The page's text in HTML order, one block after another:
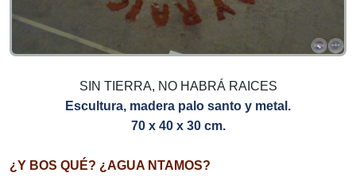
SIN TIERRA, NO HABRÁ RAICES
Escultura, madera palo santo y metal.
70 x 40 x 30 cm.
¿Y BOS QUÉ? ¿AGUA NTAMOS?